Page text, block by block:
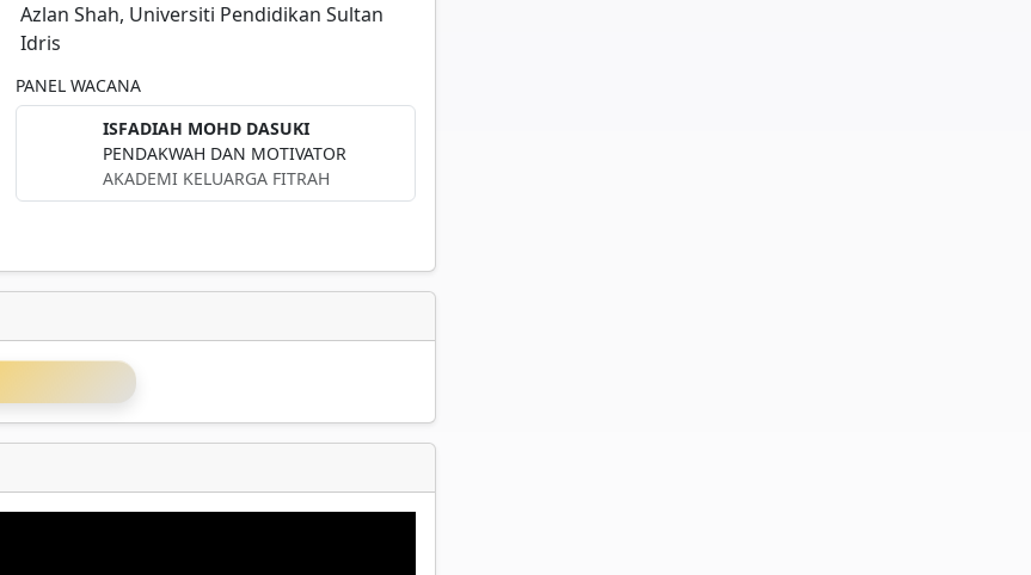
Azlan Shah, Universiti Pendidikan Sultan
Idris
PANEL WACANA
ISFADIAH MOHD DASUKI
PENDAKWAH DAN MOTIVATOR
AKADEMI KELUARGA FITRAH